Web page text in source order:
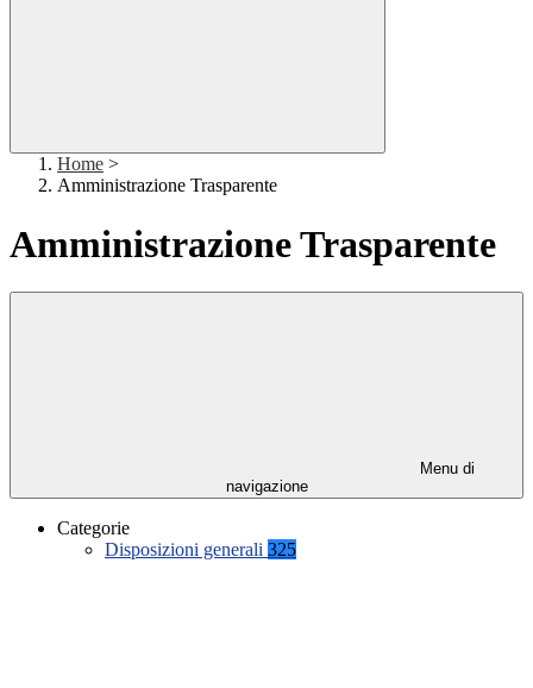
Home >
Amministrazione Trasparente
Amministrazione Trasparente
Menu di
navigazione
Categorie
Disposizioni generali 325